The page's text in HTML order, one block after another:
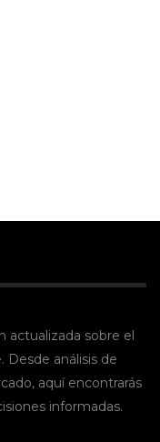
actualizada sobre el
Desde análisis de
aquí encontrarás
informadas.